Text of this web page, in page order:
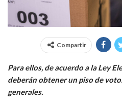
Compartir
Para ellos, de acuerdo a la Ley
deberán obtener un piso de
generales.